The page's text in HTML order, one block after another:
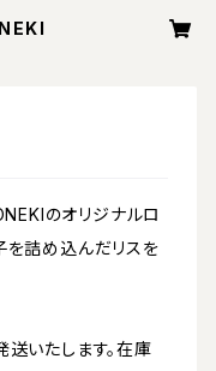
のオリジナルロ
を詰め込んだリスを
いたします。在庫